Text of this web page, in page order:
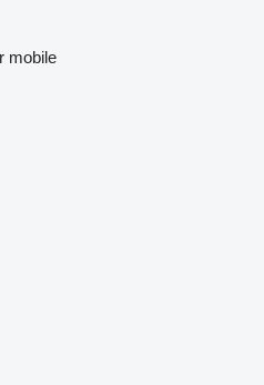
mobile